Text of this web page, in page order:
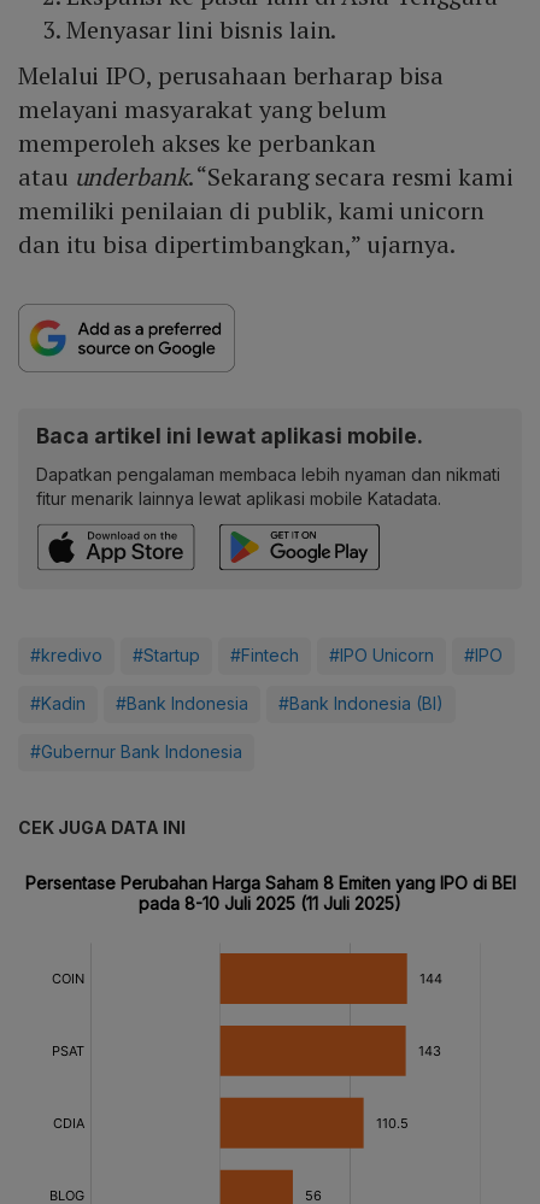
Menyasar lini bisnis lain.
Melalui IPO, perusahaan berharap bisa
melayani masyarakat yang belum
memperoleh akses ke perbankan
atau underbank. “Sekarang secara resmi kami
memiliki penilaian di publik, kami unicorn
dan itu bisa dipertimbangkan,” ujarnya.
Baca artikel ini lewat aplikasi mobile.
Dapatkan pengalaman membaca lebih nyaman dan nikmati
fitur menarik lainnya lewat aplikasi mobile Katadata.
#kredivo #Startup #Fintech #IPO Unicorn #IPO
#Kadin #Bank Indonesia #Bank Indonesia (BI)
#Gubernur Bank Indonesia
CEK JUGA DATA INI